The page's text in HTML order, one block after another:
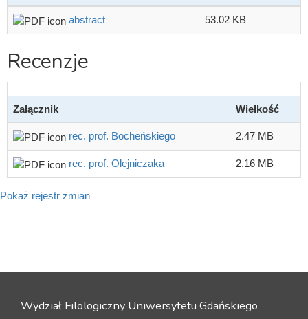
abstract 53.02 KB
Recenzje
Załącznik Wielkość
rec. prof. Bocheńskiego 2.47 MB
rec. prof. Olejniczaka 2.16 MB
Pokaż rejestr zmian
Wydział Filologiczny Uniwersytetu Gdańskiego